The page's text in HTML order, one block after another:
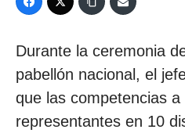
Durante la ceremonia
pabellón nacional, el
que las competencias
representantes en 10